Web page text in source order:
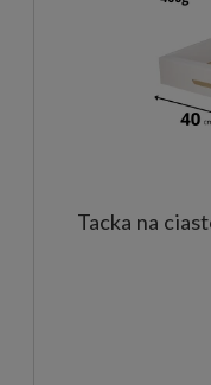
Tacka na